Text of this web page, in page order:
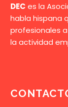
DEC es la
habla hispana
profesionales
la actividad